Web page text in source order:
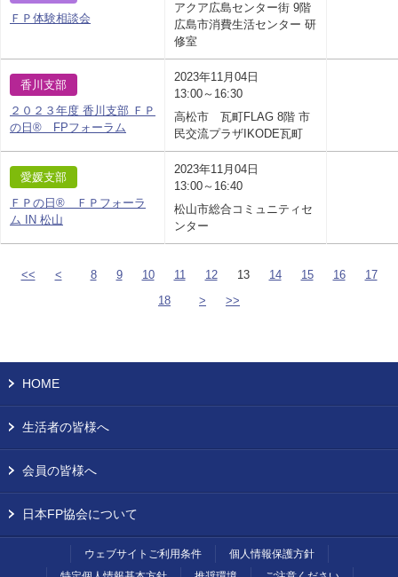
ＦＰ体験相談会
アクア広島センター街 9階
広島市消費生活センター 研
修室
香川支部
２０２３年度 香川支部 ＦＰ
の日® FPフォーラム
2023年11月04日
13:00～16:30
高松市 瓦町FLAG 8階 市
民交流プラザIKODE瓦町
愛媛支部
ＦＰの日® ＦＰフォーラ
ム IN 松山
2023年11月04日
13:00～16:40
松山市総合コミュニティセ
ンター
<< < 8 9 10 11 12 13 14 15 16
17
18
> >>
HOME
生活者の皆様へ
会員の皆様へ
日本FP協会について
ウェブサイトご利用条件
個人情報保護方針